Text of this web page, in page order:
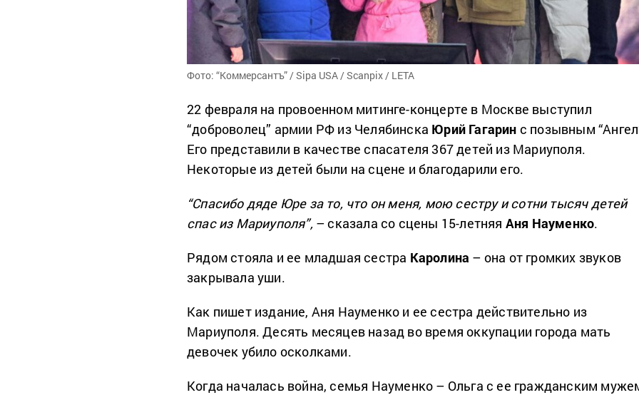
Фото: “Коммерсантъ” / Sipa USA / Scanpix / LETA
22 февраля на провоенном митинге-концерте в Москве выступил
“доброволец” армии РФ из Челябинска Юрий Гагарин с позывным
Его представили в качестве спасателя 367 детей из Мариуполя.
Некоторые из детей были на сцене и благодарили его.
“Спасибо дяде Юре за то, что он меня, мою сестру и сотни тысяч детей
спас из Мариуполя”,– сказала со сцены 15-летняя Аня Науменко.
Рядом стояла и ее младшая сестра Каролина – она от громких звуков
закрывала уши.
Как пишет издание, Аня Науменко и ее сестра действительно из
Мариуполя. Десять месяцев назад во время оккупации города мать
девочек убило осколками.
Когда началась война, семья Науменко – Ольга с ее гражданским